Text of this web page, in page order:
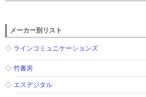
メーカー別リスト
◇ ラインコミュニケーションズ
◇竹書房
◇ エスデジタル